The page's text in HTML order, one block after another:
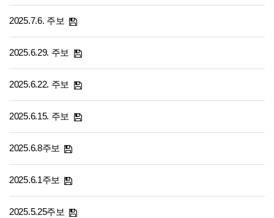
2025.7.6. 주보
2025.6.29. 주보
2025.6.22. 주보
2025.6.15. 주보
2025.6.8주보
2025.6.1주보
2025.5.25주보